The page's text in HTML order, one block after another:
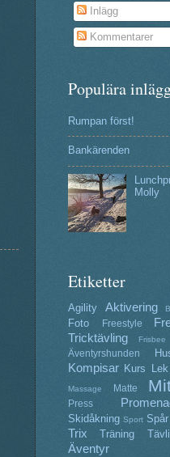
Inlägg
Kommentarer
Populära
Rumpan först!
Bankärenden
Molly
Etiketter
Agility Aktivering
Foto
Freestyle
Tricktävling
Äventyrshunden
Kompisar Kurs Lek
Massage Matte
Press
Skidåkning Sport Spår
Trix Träning
Äventyr